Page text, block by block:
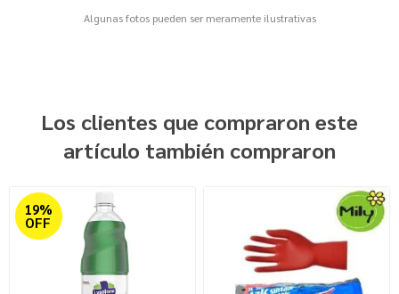
Algunas fotos pueden ser meramente ilustrativas
Los clientes que compraron este
artículo también compraron
19%
OFF